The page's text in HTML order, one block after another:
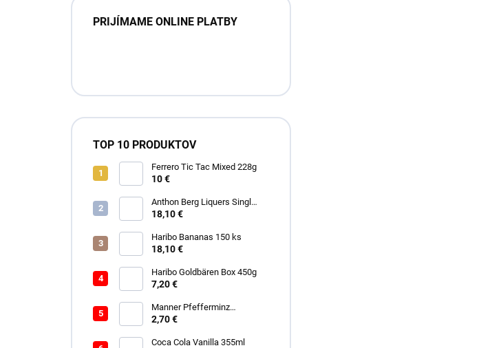
PRIJÍMAME ONLINE PLATBY
TOP 10 PRODUKTOV
Ferrero Tic Tac Mixed 228g
10 €
Anthon Berg Liquers Singl
Malt 230G
18,10 €
Haribo Bananas 150 ks
18,10 €
Haribo Goldbären Box 450g
7,20 €
Manner Pfefferminz
Schokolade 150g
2,70 €
Coca Cola Vanilla 355ml